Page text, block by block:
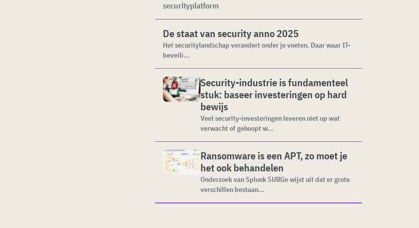
securityplatform
De staat van security anno 2025
Het securitylandschap verandert onder je voeten. Daar waar IT-
beveili...
Security-industrie is fundamenteel
stuk: baseer investeringen op hard
bewijs
Veel security-investeringen leveren niet op wat
verwacht of gehoopt w...
Ransomware is een APT, zo moet je
het ook behandelen
Onderzoek van Splunk SURGe wijst uit dat er grote
verschillen bestaan...